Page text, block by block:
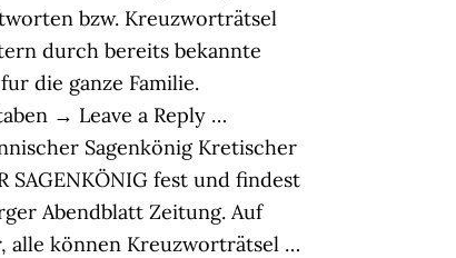
bzw. Kreuzworträtsel
durch bereits bekannte
die ganze Familie.
→ Leave a Reply …
Sagenkönig Kretischer
SAGENKÖNIG fest und findest
Abendblatt Zeitung. Auf
alle können Kreuzworträtsel …